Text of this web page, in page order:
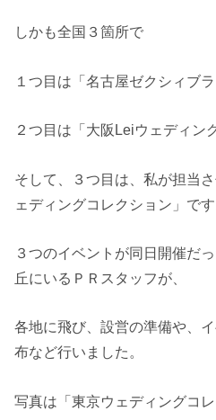
しかも全国３箇所で
１つ目は「名古屋ゼクシィブ
２つ目は「大阪Leiウェディン
そして、３つ目は、私が担当
ェディングコレクション」です
３つのイベントが同日開催だ
丘にいるＰＲスタッフが、
各地に飛び、設営の準備や、
布など行いました。
写真は「東京ウェディングコ